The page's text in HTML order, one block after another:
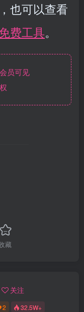
也可以查看
费工具。
员可见
藏
关注
2 32.5W+